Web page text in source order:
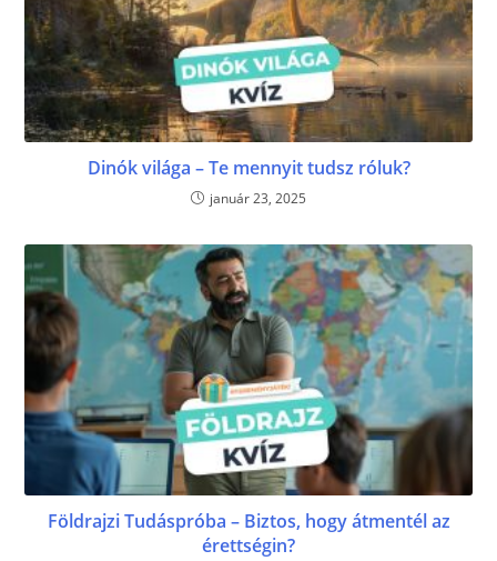
Dinók világa – Te mennyit tudsz róluk?
január 23, 2025
Földrajzi Tudáspróba – Biztos, hogy átmentél az
érettségin?